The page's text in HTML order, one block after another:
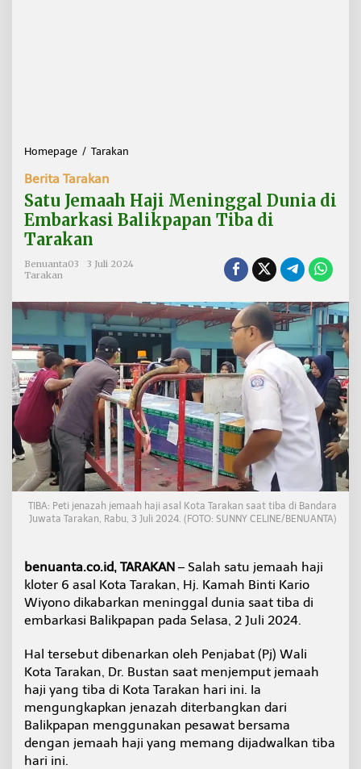
Homepage / Tarakan
u
J
e
a
a
j
M
e
n
i
n
g
g
a
l
D
n
i
E
m
b
a
k
a
s
i
B
a
l
Berita Tarakan
Satu Jemaah Haji Meninggal Dunia di
Embarkasi Balikpapan Tiba di
Tarakan
Benuanta03
3 Juli 2024
Tarakan
TIBA: Peti jenazah jemaah haji asal Kota Tarakan saat tiba di Bandara
Juwata Tarakan, Rabu, 3 Juli 2024. (FOTO: SUNNY CELINE/BENUANTA)
benuanta.co.id, TARAKAN – Salah satu jemaah haji
kloter 6 asal Kota Tarakan, Hj. Kamah Binti Kario
Wiyono dikabarkan meninggal dunia saat tiba di
embarkasi Balikpapan pada Selasa, 2 Juli 2024.
Hal tersebut dibenarkan oleh Penjabat (Pj) Wali
Kota Tarakan, Dr. Bustan saat menjemput jemaah
haji yang tiba di Kota Tarakan hari ini. Ia
mengungkapkan jenazah diterbangkan dari
Balikpapan menggunakan pesawat bersama
dengan jemaah haji yang memang dijadwalkan tiba
hari ini.